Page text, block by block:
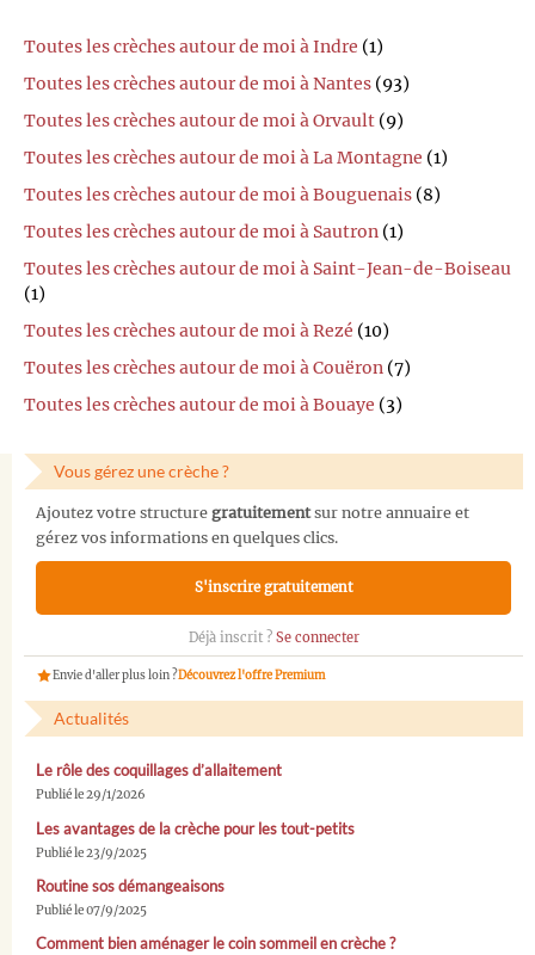
Toutes les crèches autour de moi à Indre (1)
Toutes les crèches autour de moi à Nantes (93)
Toutes les crèches autour de moi à Orvault (9)
Toutes les crèches autour de moi à La Montagne (1)
Toutes les crèches autour de moi à Bouguenais (8)
Toutes les crèches autour de moi à Sautron (1)
Toutes les crèches autour de moi à Saint-Jean-de-Boiseau
(1)
Toutes les crèches autour de moi à Rezé (10)
Toutes les crèches autour de moi à Couëron (7)
Toutes les crèches autour de moi à Bouaye (3)
Vous gérez une crèche ?
Ajoutez votre structure gratuitementsur notre annuaire et
gérez vos informations en quelques clics.
S'inscrire gratuitement
Déjà inscrit ? Se connecter
Envie d'aller plus loin ?Découvrez l'offre Premium
Actualités
Le rôle des coquillages d’allaitement
Publié le 29/1/2026
Les avantages de la crèche pour les tout-petits
Publié le 23/9/2025
Routine sos démangeaisons
Publié le 07/9/2025
Comment bien aménager le coin sommeil en crèche ?